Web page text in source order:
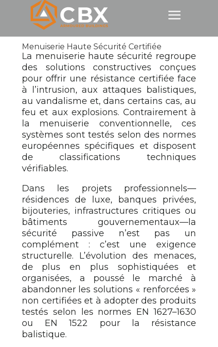
Menuiserie Haute Sécurité Certifiée
La menuiserie haute sécurité regroupe
des solutions constructives conçues
pour offrir une résistance certifiée face
à l’intrusion, aux attaques balistiques,
au vandalisme et, dans certains cas, au
feu et aux explosions. Contrairement à
la menuiserie conventionnelle, ces
systèmes sont testés selon des normes
européennes spécifiques et disposent
de classifications techniques
vérifiables.
Dans les projets professionnels—
résidences de luxe, banques privées,
bijouteries, infrastructures critiques ou
bâtiments gouvernementaux—la
sécurité passive n’est pas un
complément : c’est une exigence
structurelle. L’évolution des menaces,
de plus en plus sophistiquées et
organisées, a poussé le marché à
abandonner les solutions « renforcées »
non certifiées et à adopter des produits
testés selon les normes EN 1627–1630
ou EN 1522 pour la résistance
balistique.